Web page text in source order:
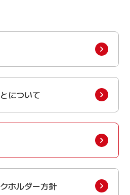
について
ホルダー方針